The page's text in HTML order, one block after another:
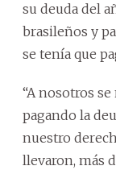
su deuda del
brasileños y
se tenía que
“A nosotros
pagando la
nuestro
llevaron, más